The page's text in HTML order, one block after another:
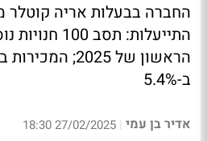
החברה בבעלות אריה קוטלר
התייעלות:
הראשון של 2025;
ב-5.4%
אדיר בן עמי |
27/02/2025 18:30